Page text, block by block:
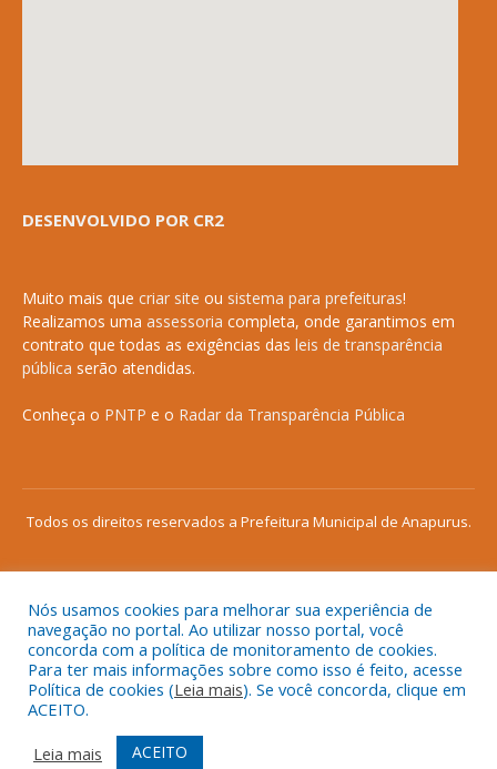
DESENVOLVIDO POR CR2
Muito mais que criar site ou sistema para prefeituras!
Realizamos uma assessoria completa, onde garantimos em
contrato que todas as exigências das leis de transparência
pública serão atendidas.
Conheça o PNTP e o Radar da Transparência Pública
Todos os direitos reservados a Prefeitura Municipal de Anapurus.
Mapa do Site
Acessar Área Administrativa
Acessar o Webmail
Nós usamos cookies para melhorar sua experiência de
navegação no portal. Ao utilizar nosso portal, você
concorda com a política de monitoramento de cookies.
Para ter mais informações sobre como isso é feito, acesse
Política de cookies (Leia mais). Se você concorda, clique em
ACEITO.
Leia mais
ACEITO